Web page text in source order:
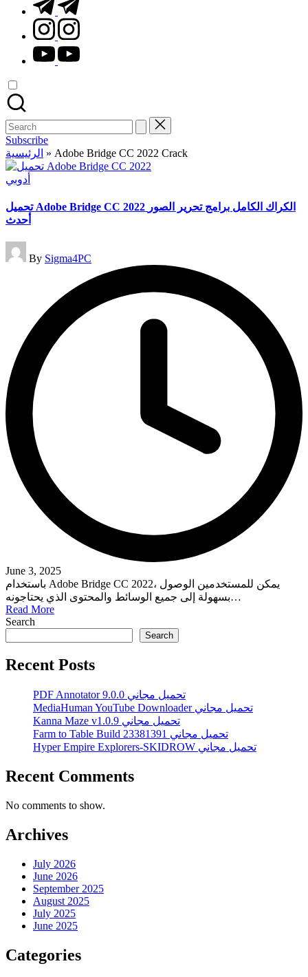
instagram.com
youtube.com
Search
for:
Subscribe
الرئيسية » Adobe Bridge CC 2022 Crack
Posted
أدوبي
تحميل Adobe Bridge CC 2022 الكراك الكامل برامج تحرير الصور
أحدث
Posted
by
By Sigma4PC
June 3, 2025
باستخدام Adobe Bridge CC 2022، يمكن للمستخدمين الوصول
بسهولة إلى جميع الوسائط والمحتوى الذي يحتاجونه…
Read More
Search
Search
Recent Posts
PDF Annotator 9.0.0 تحميل مجاني
MediaHuman YouTube Downloader تحميل مجاني
Kanna Maze v1.0.9 تحميل مجاني
Farm to Table Build 23381391 تحميل مجاني
Hyper Empire Explorers-SKIDROW تحميل مجاني
Recent Comments
No comments to show.
Archives
July 2026
June 2026
September 2025
August 2025
July 2025
June 2025
Categories